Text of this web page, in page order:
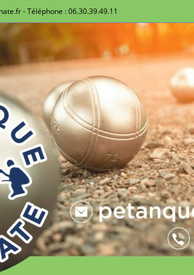
- Téléphone : 06.30.39.49.11